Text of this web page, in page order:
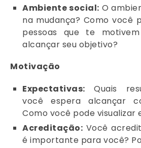
Ambiente social: O
na mudança? Como você
pessoas que te
alcançar seu objetivo?
Motivação
Expectativas: Quais
você espera alcançar
Como você pode visualizar
Acreditação: Você
é importante para você?